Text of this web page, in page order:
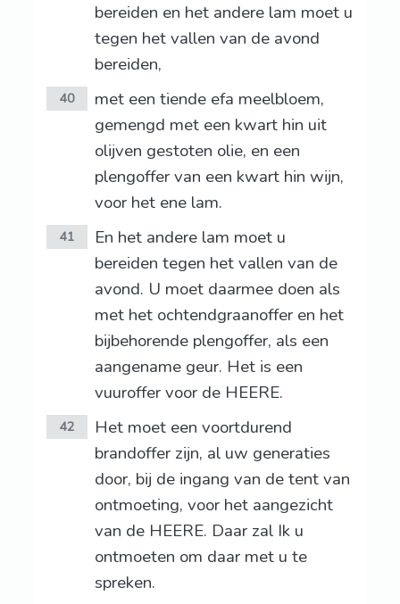
bereiden en het andere lam moet u
tegen het vallen van de avond
bereiden,
40
met een tiende efa meelbloem,
gemengd met een kwart hin uit
olijven gestoten olie, en een
plengoffer van een kwart hin wijn,
voor het ene lam.
41
En het andere lam moet u
bereiden tegen het vallen van de
avond. U moet daarmee doen als
met het ochtendgraanoffer en het
bijbehorende plengoffer, als een
aangename geur. Het is een
vuuroffer voor de HEERE.
42
Het moet een voortdurend
brandoffer zijn, al uw generaties
door, bij de ingang van de tent van
ontmoeting, voor het aangezicht
van de HEERE. Daar zal Ik u
ontmoeten om daar met u te
spreken.